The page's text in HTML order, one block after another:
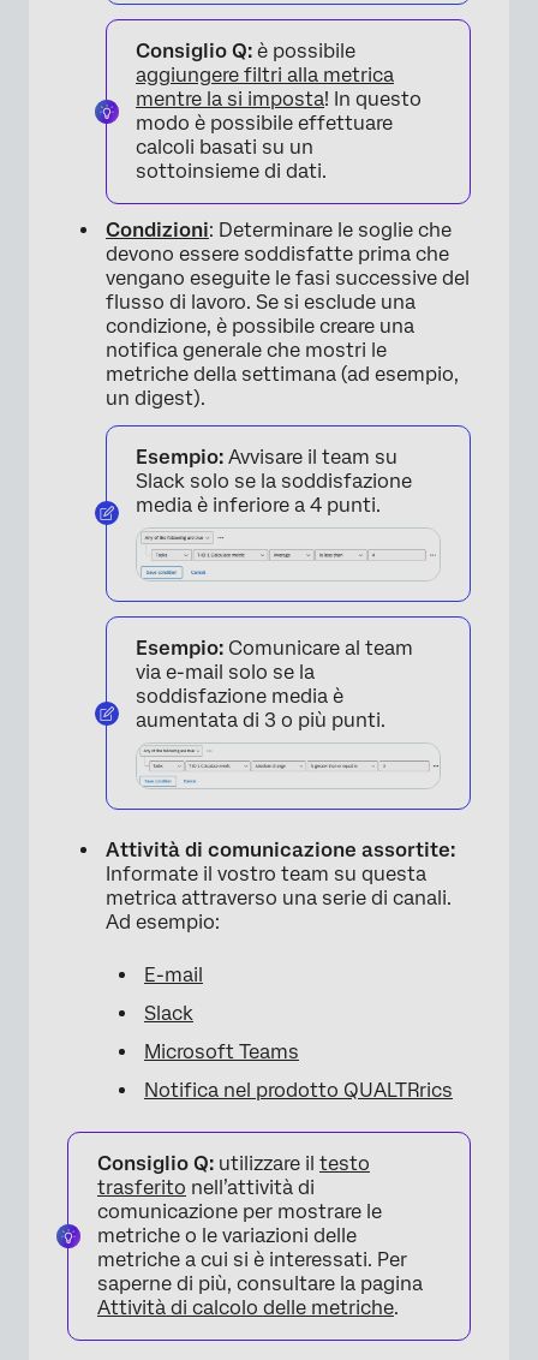
×
Consiglio Q: è possibile
aggiungere filtri alla metrica
mentre la si imposta! In questo
modo è possibile effettuare
calcoli basati su un
sottoinsieme di dati.
Condizioni: Determinare le soglie che
devono essere soddisfatte prima che
vengano eseguite le fasi successive del
flusso di lavoro. Se si esclude una
condizione, è possibile creare una
notifica generale che mostri le
metriche della settimana (ad esempio,
un digest).
Esempio: Avvisare il team su
Slack solo se la soddisfazione
media è inferiore a 4 punti.
Esempio: Comunicare al team
via e-mail solo se la
soddisfazione media è
aumentata di 3 o più punti.
Attività di comunicazione assortite:
Informate il vostro team su questa
metrica attraverso una serie di canali.
Ad esempio:
E-mail
Slack
Microsoft Teams
Notifica nel prodotto QUALTRrics
Consiglio Q: utilizzare il testo
trasferito nell’attività di
comunicazione per mostrare le
metriche o le variazioni delle
metriche a cui si è interessati. Per
saperne di più, consultare la pagina
Attività di calcolo delle metriche.